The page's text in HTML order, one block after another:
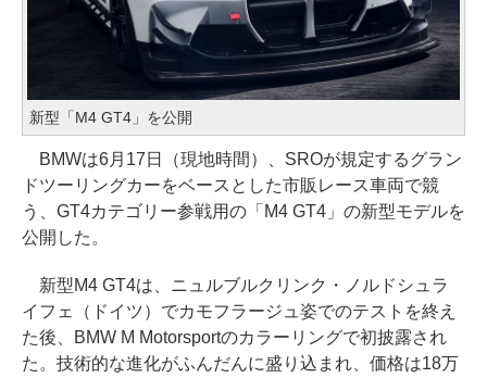
新型「M4 GT4」を公開
BMWは6月17日（現地時間）、SROが規定するグラン
ドツーリングカーをベースとした市販レース車両で競
う、GT4カテゴリー参戦用の「M4 GT4」の新型モデルを
公開した。
新型M4 GT4は、ニュルブルクリンク・ノルドシュラ
イフェ（ドイツ）でカモフラージュ姿でのテストを終え
た後、BMW M Motorsportのカラーリングで初披露され
た。技術的な進化がふんだんに盛り込まれ、価格は18万